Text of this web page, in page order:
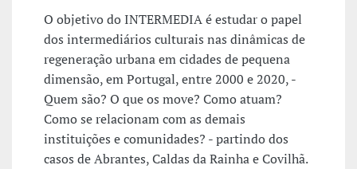
O objetivo do INTERMEDIA é estudar o papel
dos intermediários culturais nas dinâmicas de
regeneração urbana em cidades de pequena
dimensão, em Portugal, entre 2000 e 2020, -
Quem são? O que os move? Como atuam?
Como se relacionam com as demais
instituições e comunidades? - partindo dos
casos de Abrantes, Caldas da Rainha e Covilhã.